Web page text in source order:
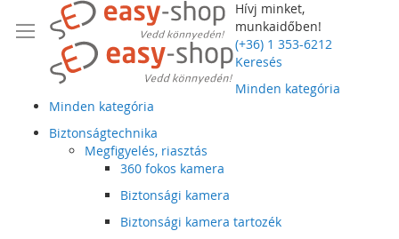
Hívj minket,
munkaidőben!
(+36) 1 353-6212
Keresés
Minden kategória
Minden kategória
Biztonságtechnika
Megfigyelés, riasztás
360 fokos kamera
Biztonsági kamera
Biztonsági kamera tartozék